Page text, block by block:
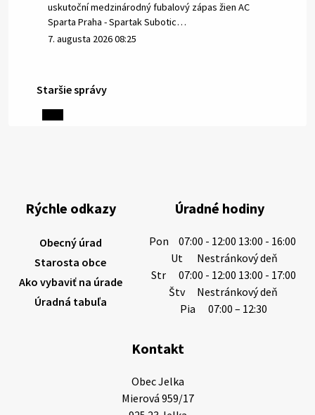
uskutoční medzinárodný fubalový zápas žien AC
Sparta Praha - Spartak Subotic…
7. augusta 2026 08:25
6. augusta 2026 08:13
výdatnosti vodárenských zdrojov.
Západoslovenská vodárenská spoločnosť preto
6. augusta 2026 08:12
5. augusta 2026 13:10
Smútočný oznam: 05.08.2026 1/ Vážení obyvatelia!S
hlbokým zármutkom Vám oznamujeme, že vo veku
73 rokov nás opustila Irena Tanková, rodená
Staršie správy
Rýchle odkazy
Obecný úrad
Starosta obce
Ako vybaviť na úrade
Úradná tabuľa
Úradné hodiny
Pon
07:00 - 12:00 13:00 - 16:00
Ut
Nestránkový deň
Str
07:00 - 12:00 13:00 - 17:00
Štv
Nestránkový deň
Pia
07:00 – 12:30
Kontakt
Obec Jelka
Mierová 959/17